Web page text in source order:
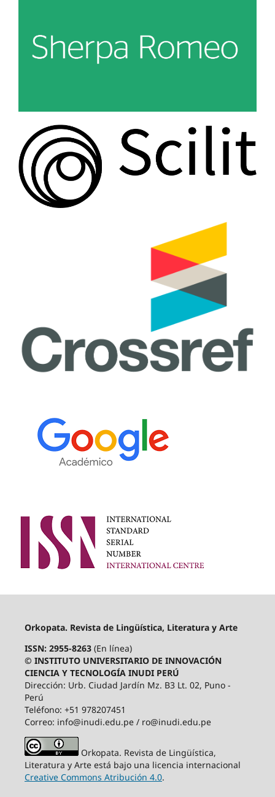
Orkopata. Revista de Lingüística, Literatura y Arte
ISSN: 2955-8263 (En línea)
© INSTITUTO UNIVERSITARIO DE INNOVACIÓN
CIENCIA Y TECNOLOGÍA INUDI PERÚ
Dirección: Urb. Ciudad Jardín Mz. B3 Lt. 02, Puno -
Perú
Teléfono: +51 978207451
Correo: info@inudi.edu.pe / ro@inudi.edu.pe
Orkopata. Revista de Lingüística,
Literatura y Arte está bajo una licencia internacional
Creative Commons Atribución 4.0.